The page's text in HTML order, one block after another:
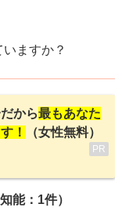
ますか？
から最もあなた
！
（女性無料）
PR
能：1件）